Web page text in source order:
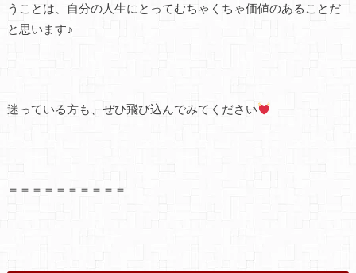
うことは、自分の人生にとってむちゃくちゃ価値のあることだ
と思います♪
迷っている方も、ぜひ飛び込んでみてください
＝＝＝＝＝＝＝＝＝＝